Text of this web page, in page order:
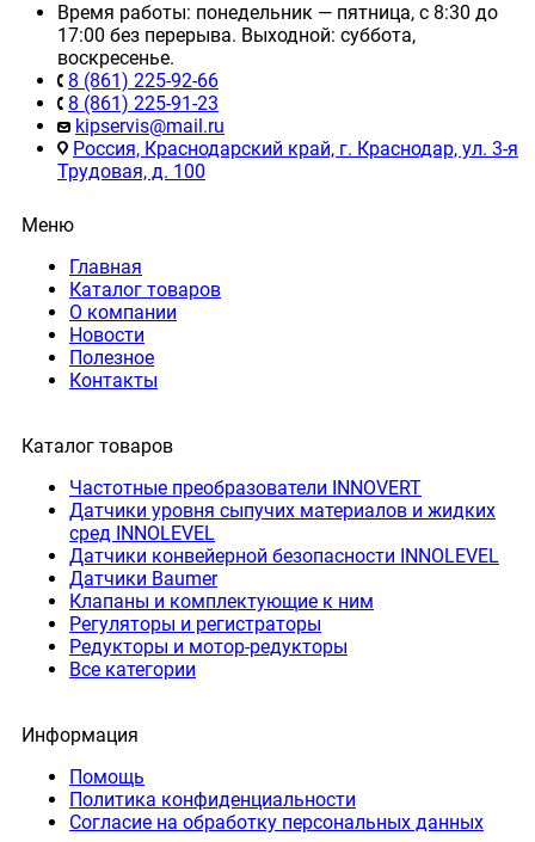
Время работы: понедельник — пятница, с 8:30 до
17:00 без перерыва. Выходной: суббота,
воскресенье.
8 (861) 225-92-66
8 (861) 225-91-23
kipservis@mail.ru
Россия, Краснодарский край, г. Краснодар, ул. 3-я
Трудовая, д. 100
Меню
Главная
Каталог товаров
О компании
Новости
Полезное
Контакты
Каталог товаров
Частотные преобразователи INNOVERT
Датчики уровня сыпучих материалов и жидких
сред INNOLEVEL
Датчики конвейерной безопасности INNOLEVEL
Датчики Baumer
Клапаны и комплектующие к ним
Регуляторы и регистраторы
Редукторы и мотор-редукторы
Все категории
Информация
Помощь
Политика конфиденциальности
Согласие на обработку персональных данных